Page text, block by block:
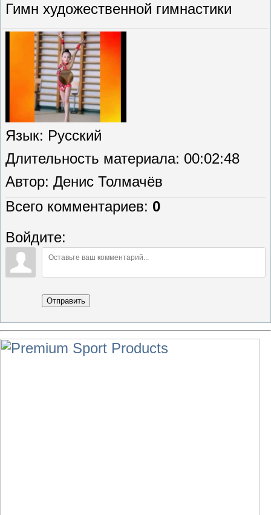
Гимн художественной гимнастики
Язык: Русский
Длительность материала: 00:02:48
Автор: Денис Толмачёв
Всего комментариев: 0
Войдите:
Отправить